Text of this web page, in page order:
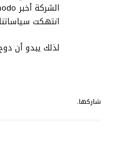
انتهكت
لذلك يبدو أن
شاركها.